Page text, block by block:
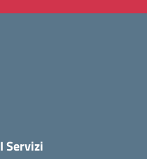
I Servizi